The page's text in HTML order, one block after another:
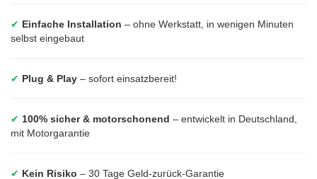
✔ Einfache Installation – ohne Werkstatt, in wenigen Minuten
selbst eingebaut
✔ Plug & Play – sofort einsatzbereit!
✔ 100% sicher & motorschonend – entwickelt in Deutschland,
mit Motorgarantie
✔ Kein Risiko – 30 Tage Geld-zurück-Garantie